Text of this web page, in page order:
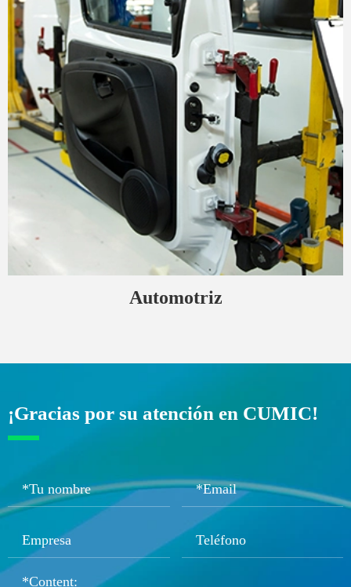
Automotriz
¡Gracias por su atención en CUMIC!